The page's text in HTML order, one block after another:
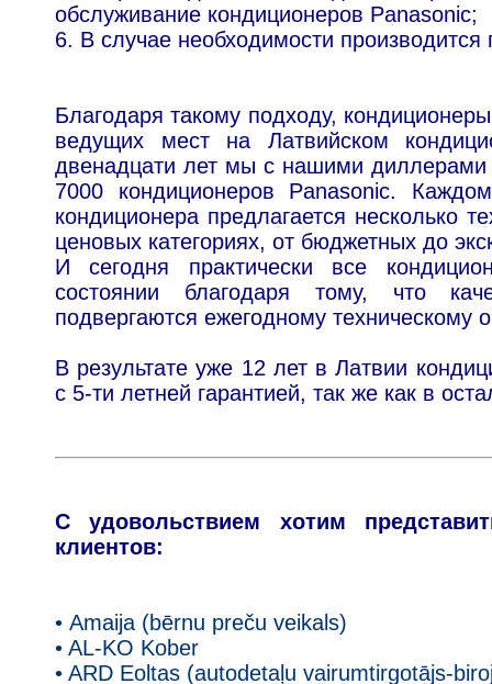
обслуживание кондиционеров Panasonic;
6. В случае необходимости производится
Благодаря такому подходу,
ведущих мест на Латвийском
двенадцати лет мы с нашими диллерами
7000 кондиционеров Panasoniс.
кондиционера предлагается несколько
ценовых категориях, от бюджетных до
И сегодня практически все
состоянии благодаря тому, что
подвергаются ежегодному техническому
В результате уже 12 лет в Латвии
с 5-ти летней гарантией, так же как в
С удовольствием хотим
клиентов:
• Amaija (bērnu preču veikals)
• AL-KO Kober
• ARD Eoltas (autodetaļu vairumtirgotājs-